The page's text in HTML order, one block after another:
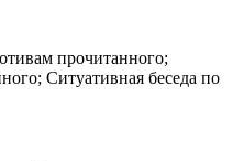
прочитанного;
Ситуативная беседа по